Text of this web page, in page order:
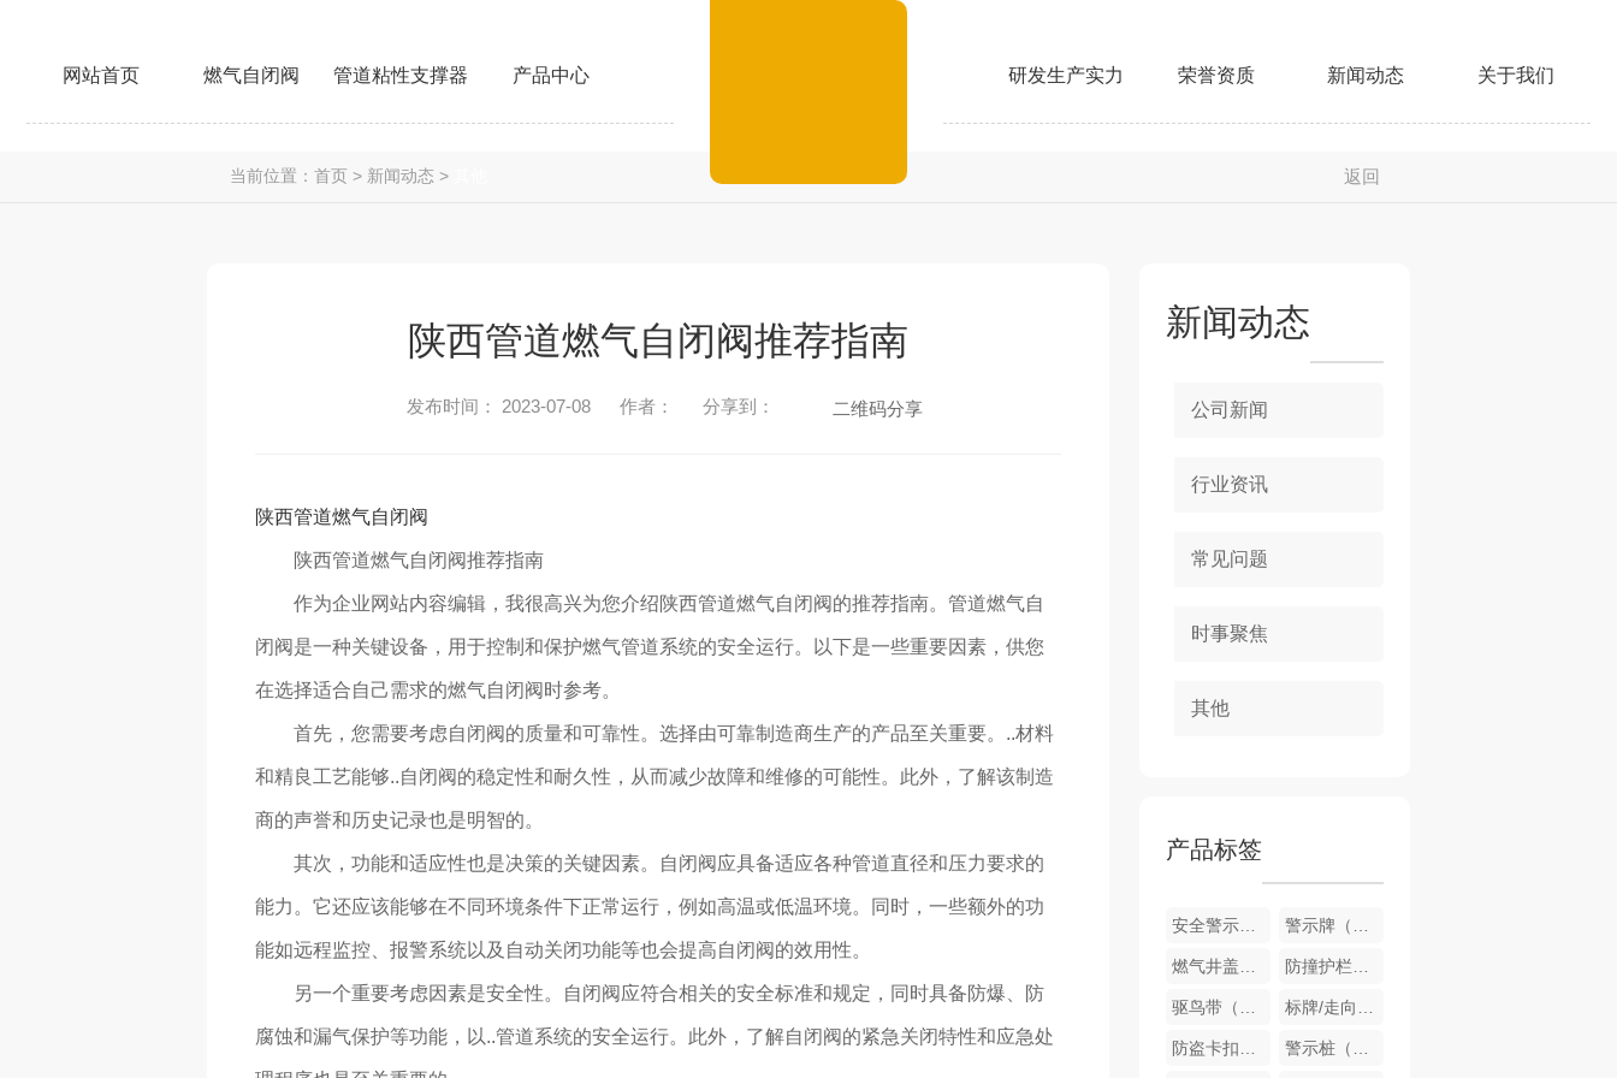
网站首页 燃气自闭阀 管道粘性支撑器 产品中心 研发生产实力 荣誉资质 新闻动态 关于我们
当前位置： 首页 > 新闻动态 > 返回
陕西管道燃气自闭阀推荐指南
发布时间： 2023-07-08 作者： 分享到： 二维码分享
陕西管道燃气自闭阀
陕西管道燃气自闭阀推荐指南
作为企业网站内容编辑，我很高兴为您介绍陕西管道燃气自闭阀的推荐指南。管道燃气自
闭阀是一种关键设备，用于控制和保护燃气管道系统的安全运行。以下是一些重要因素，供您
在选择适合自己需求的燃气自闭阀时参考。
首先，您需要考虑自闭阀的质量和可靠性。选择由可靠制造商生产的产品至关重要。..材料
和精良工艺能够..自闭阀的稳定性和耐久性，从而减少故障和维修的可能性。此外，了解该制造
商的声誉和历史记录也是明智的。
其次，功能和适应性也是决策的关键因素。自闭阀应具备适应各种管道直径和压力要求的
能力。它还应该能够在不同环境条件下正常运行，例如高温或低温环境。同时，一些额外的功
能如远程监控、报警系统以及自动关闭功能等也会提高自闭阀的效用性。
另一个重要考虑因素是安全性。自闭阀应符合相关的安全标准和规定，同时具备防爆、防
腐蚀和漏气保护等功能，以..管道系统的安全运行。此外，了解自闭阀的紧急关闭特性和应急处
新闻动态
公司新闻
行业资讯
常见问题
时事聚焦
其他
产品标签